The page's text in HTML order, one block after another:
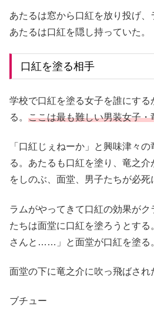
あたるは窓から口紅を放り投げ
あたるは口紅を隠し持っていた。
口紅を塗る相手
学校で口紅を塗る女子を誰にする
る。 ここは最も難しい男装女子・
「口紅じぇねーか」と興味津々
る。あたるも口紅を塗り、竜之
をしのぶ、面堂、男子たちが必死
ラムがやってきて口紅の効果が
たちは面堂に口紅を塗ろうとす
さんと……」と面堂が口紅を塗る
面堂の下に竜之介に吹っ飛ばされ
ブチュー